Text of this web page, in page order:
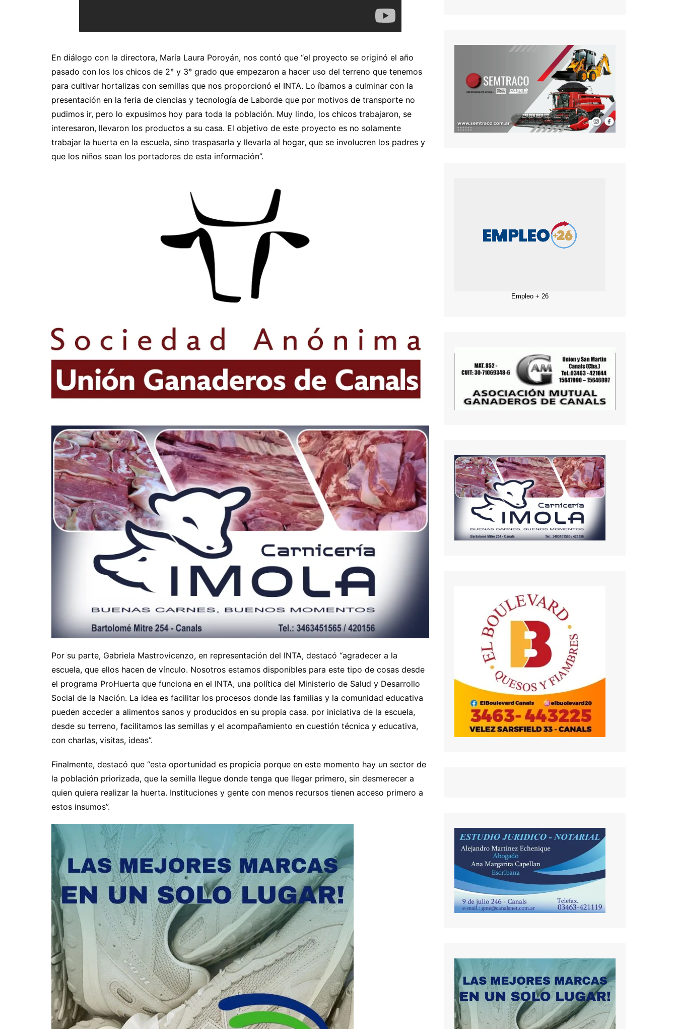
En diálogo con la directora, María Laura Poroyán, nos contó que “el proyecto se originó el año
pasado con los los chicos de 2° y 3° grado que empezaron a hacer uso del terreno que tenemos
para cultivar hortalizas con semillas que nos proporcionó el INTA. Lo íbamos a culminar con la
presentación en la feria de ciencias y tecnología de Laborde que por motivos de transporte no
pudimos ir, pero lo expusimos hoy para toda la población. Muy lindo, los chicos trabajaron, se
interesaron, llevaron los productos a su casa. El objetivo de este proyecto es no solamente
trabajar la huerta en la escuela, sino traspasarla y llevarla al hogar, que se involucren los padres y
que los niños sean los portadores de esta información”.
Por su parte, Gabriela Mastrovicenzo, en representación del INTA, destacó “agradecer a la
escuela, que ellos hacen de vínculo. Nosotros estamos disponibles para este tipo de cosas desde
el programa ProHuerta que funciona en el INTA, una política del Ministerio de Salud y Desarrollo
Social de la Nación. La idea es facilitar los procesos donde las familias y la comunidad educativa
pueden acceder a alimentos sanos y producidos en su propia casa. por iniciativa de la escuela,
desde su terreno, facilitamos las semillas y el acompañamiento en cuestión técnica y educativa,
con charlas, visitas, ideas”.
Finalmente, destacó que “esta oportunidad es propicia porque en este momento hay un sector de
la población priorizada, que la semilla llegue donde tenga que llegar primero, sin desmerecer a
quien quiera realizar la huerta. Instituciones y gente con menos recursos tienen acceso primero a
estos insumos”.
Empleo + 26